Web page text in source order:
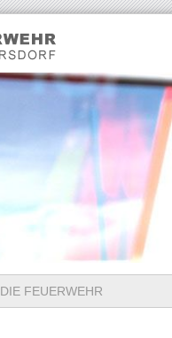
DIE FEUERWEHR